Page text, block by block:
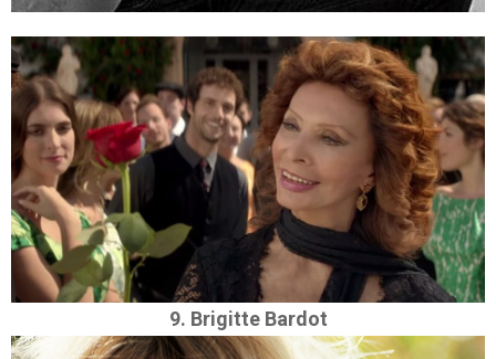
9. Brigitte Bardot